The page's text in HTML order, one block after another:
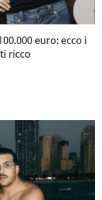
euro: ecco i
ricco